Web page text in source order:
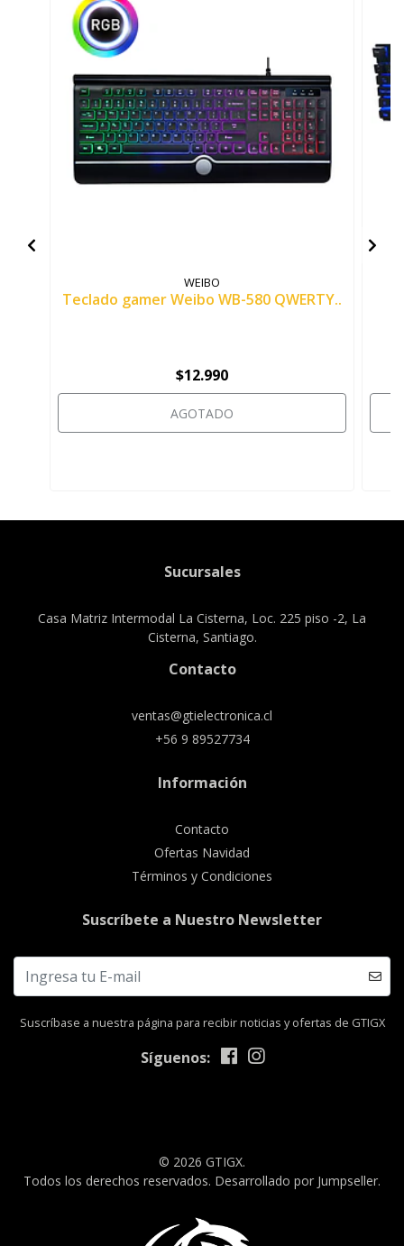
WEIBO
Teclado gamer Weibo WB-580 QWERTY..
$12.990
AGOTADO
Sucursales
Casa Matriz Intermodal La Cisterna, Loc. 225 piso -2, La
Cisterna, Santiago.
Contacto
ventas@gtielectronica.cl
+56 9 89527734
Información
Contacto
Ofertas Navidad
Términos y Condiciones
Suscríbete a Nuestro Newsletter
Suscríbase a nuestra página para recibir noticias y ofertas de GTIGX
Síguenos:
© 2026 GTIGX.
Todos los derechos reservados. Desarrollado por Jumpseller.